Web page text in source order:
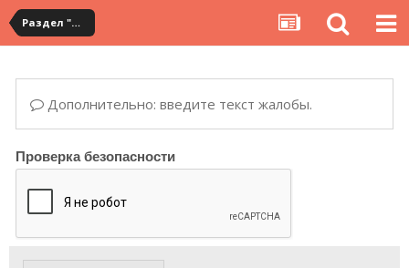
Раздел "Мои покупки" на сервисе YouCanBuy
Дополнительно: введите текст жалобы.
Проверка безопасности